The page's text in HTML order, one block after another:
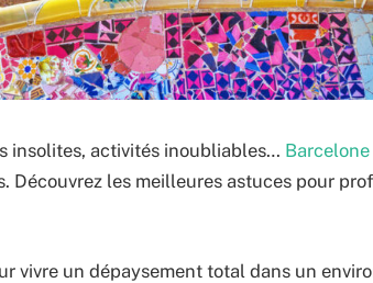
insolites, activités inoubliables… Barcelone
Découvrez les meilleures astuces pour
vivre un dépaysement total dans un